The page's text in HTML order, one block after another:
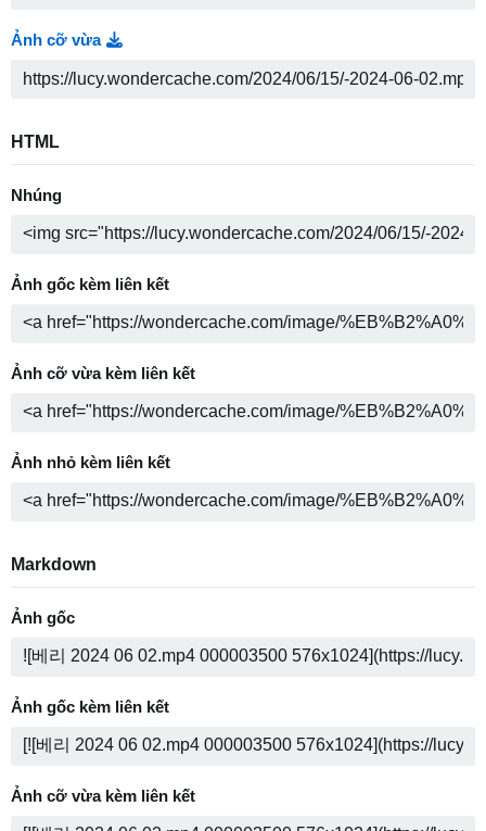
Ảnh cỡ vừa
HTML
Nhúng
Ảnh gốc kèm liên kết
Ảnh cỡ vừa kèm liên kết
Ảnh nhỏ kèm liên kết
Markdown
Ảnh gốc
Ảnh gốc kèm liên kết
Ảnh cỡ vừa kèm liên kết